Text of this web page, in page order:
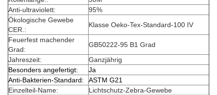
Anti-ultraviolett:
95%
Ökologische Gewebe
CER.:
Klasse Oeko-Tex-Standard-100 IV
Feuerfest machender
Grad:
GB50222-95 B1 Grad
Jahreszeit:
Ganzjährig
Besonders angefertigt:
Ja
Anti-Bakterien-Standard:
ASTM G21
Einzelteil-Name:
Lichtschutz-Zebra-Gewebe